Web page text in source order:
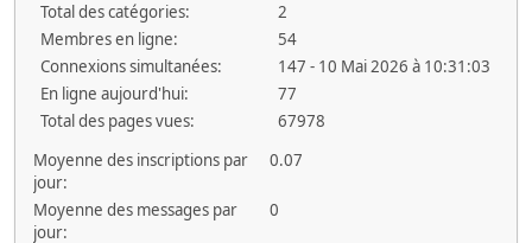
Total des catégories:
2
Membres en ligne:
54
Connexions simultanées:
147 - 10 Mai 2026 à 10:31:03
En ligne aujourd'hui:
77
Total des pages vues:
67978
Moyenne des inscriptions par
jour:
0.07
Moyenne des messages par
jour:
0